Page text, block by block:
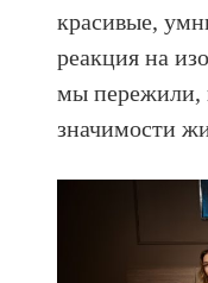
красивые,
реакция на
мы пережили,
значимости